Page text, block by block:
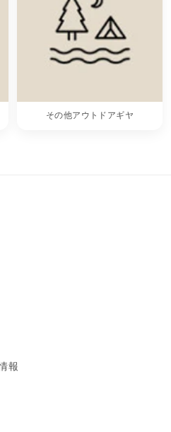
その他アウトドアギヤ
報